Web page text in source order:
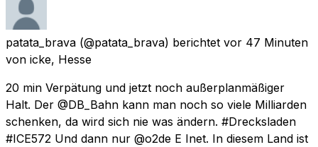
patata_brava (@patata_brava) berichtet vor 47 Minuten
von icke, Hesse
20 min Verpätung und jetzt noch außerplanmäßiger
Halt. Der @DB_Bahn kann man noch so viele Milliarden
schenken, da wird sich nie was ändern. #Drecksladen
#ICE572 Und dann nur @o2de E Inet. In diesem Land ist